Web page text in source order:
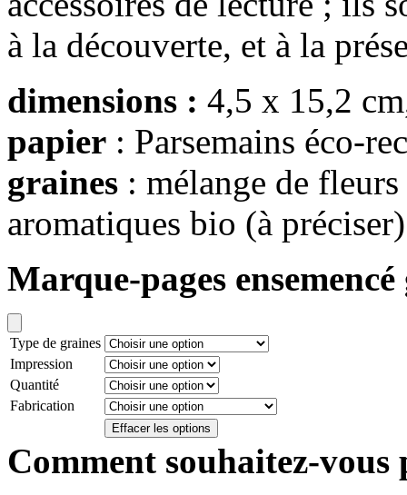
à la découverte, et à la
dimensions : 4,5 x 15,2
papier : Parsemains éco-
graines : mélange de
aromatiques bio (à préciser)
Marque-pages ensemencé
Type de graines
Impression
Quantité
Fabrication
Effacer les options
Comment souhaitez-vous